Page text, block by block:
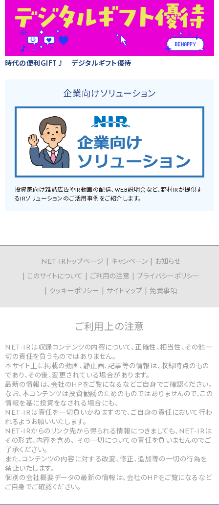
時代の便利GIFT♪ デジタルギフト優待
企業向けソリューション
投資家向け雑誌広告やIR動画の配信、WEB説明会など、野村IRが提供す
るIRソリューションのご活用事例をご紹介します。
NET-IRトップページ キャンペーン
お知らせ
このサイトについて
ご利用の注意
プライバシーポリシー
クッキーポリシー
サイトマップ 免責事項
ご利用上の注意
NET-IRは収録コンテンツの内容について、正確性、相当性、その他一
切の責任を負うものではありません。
本サイト上に掲載の動画、静止画、記事等の情報は、収録時点のもの
であり、その後、変更されている場合があります。
最新の情報は、会社のHPをご覧になるなどご自身でご確認ください。
なお、本コンテンツは投資勧誘のためのものではありませんので、この
情報を基に投資をなされる場合にも、
NET-IRは責任を一切負いかねますので、ご自身の責任において行わ
れるようお願いいたします。
NET-IRからのリンク先から得られる情報につきましても、NET-IRは
その形式、内容を含め、 その一切についての責任を負いませんのでご
了承ください。
また、コンテンツの内容に対する改変、修正、追加等の一切の行為を
禁止いたします。
個別の会社概要データの最新の情報は、会社のHPをご覧になるなど
ご自身でご確認ください。